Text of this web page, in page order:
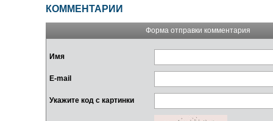
КОММЕНТАРИИ
Форма отправки комментария
Имя
E-mail
Укажите код с картинки